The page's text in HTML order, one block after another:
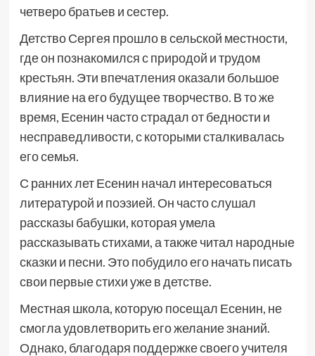
четверо братьев и сестер.
Детство Сергея прошло в сельской местности,
где он познакомился с природой и трудом
крестьян. Эти впечатления оказали большое
влияние на его будущее творчество. В то же
время, Есенин часто страдал от бедности и
несправедливости, с которыми сталкивалась
его семья.
С ранних лет Есенин начал интересоваться
литературой и поэзией. Он часто слушал
рассказы бабушки, которая умела
рассказывать стихами, а также читал народные
сказки и песни. Это побудило его начать писать
свои первые стихи уже в детстве.
Местная школа, которую посещал Есенин, не
смогла удовлетворить его желание знаний.
Однако, благодаря поддержке своего учителя